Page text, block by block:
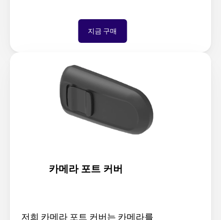
지금 구매
카메라 포트 커버
저희 카메라 포트 커버는 카메라를